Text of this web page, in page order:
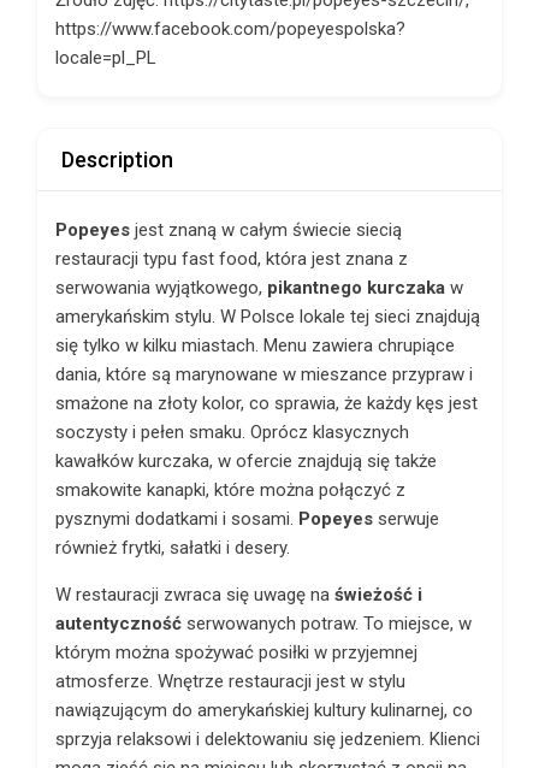
https://www.facebook.com/popeyespolska?
locale=pl_PL
Description
Popeyes jest znaną w całym świecie siecią
restauracji typu fast food, która jest znana z
serwowania wyjątkowego, pikantnego kurczaka w
amerykańskim stylu. W Polsce lokale tej sieci znajdują
się tylko w kilku miastach. Menu zawiera chrupiące
dania, które są marynowane w mieszance przypraw i
smażone na złoty kolor, co sprawia, że ​​każdy kęs jest
soczysty i pełen smaku. Oprócz klasycznych
kawałków kurczaka, w ofercie znajdują się także
smakowite kanapki, które można połączyć z
pysznymi dodatkami i sosami. Popeyes serwuje
również frytki, sałatki i desery.
W restauracji zwraca się uwagę na świeżość i
autentyczność serwowanych potraw. To miejsce, w
którym można spożywać posiłki w przyjemnej
atmosferze. Wnętrze restauracji jest w stylu
nawiązującym do amerykańskiej kultury kulinarnej, co
sprzyja relaksowi i delektowaniu się jedzeniem. Klienci